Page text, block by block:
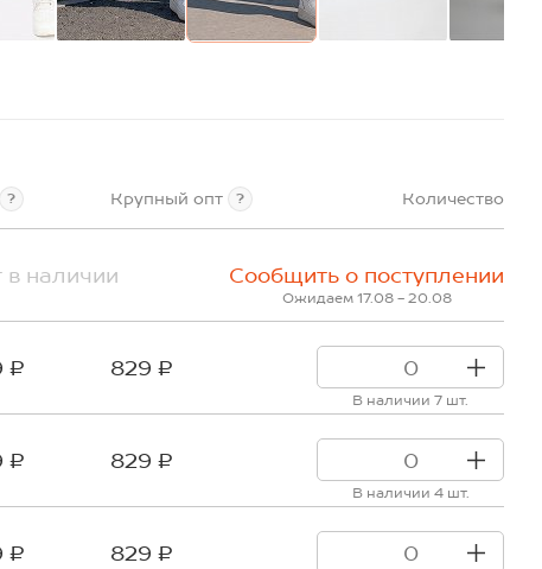
? Крупный опт ? Количество
в наличии Сообщить о поступлении
Ожидаем 17.08 - 20.08
₽ 829 ₽
В наличии 7 шт.
₽ 829 ₽
В наличии 4 шт.
₽ 829 ₽